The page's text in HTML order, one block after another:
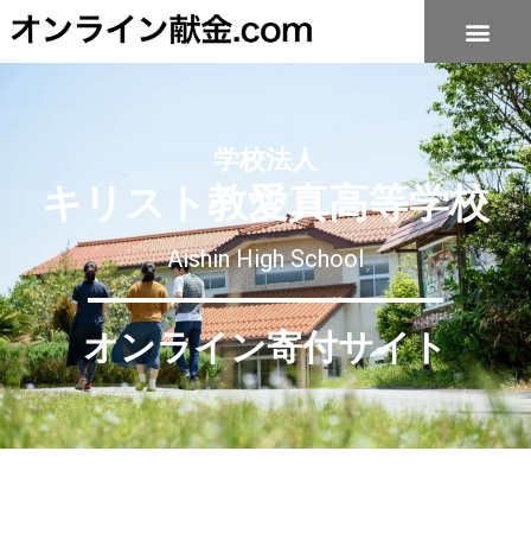
学校法人
キリスト教愛真高等学校
Aishin High School
オンライン寄付サイト